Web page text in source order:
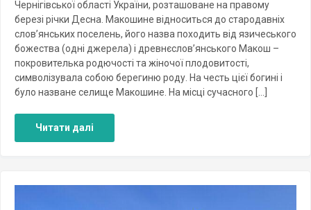
Чернігівської області України, розташоване на правому
березі річки Десна. Макошине відноситься до стародавніх
слов’янських поселень, його назва походить від язичеського
божества (одні джерела) і древнєслов’янського Макош –
покровителька родючості та жіночої плодовитості,
символізувала собою берегиню роду. На честь цієї богині і
було назване селище Макошине. На місці сучасного […]
Читати далі